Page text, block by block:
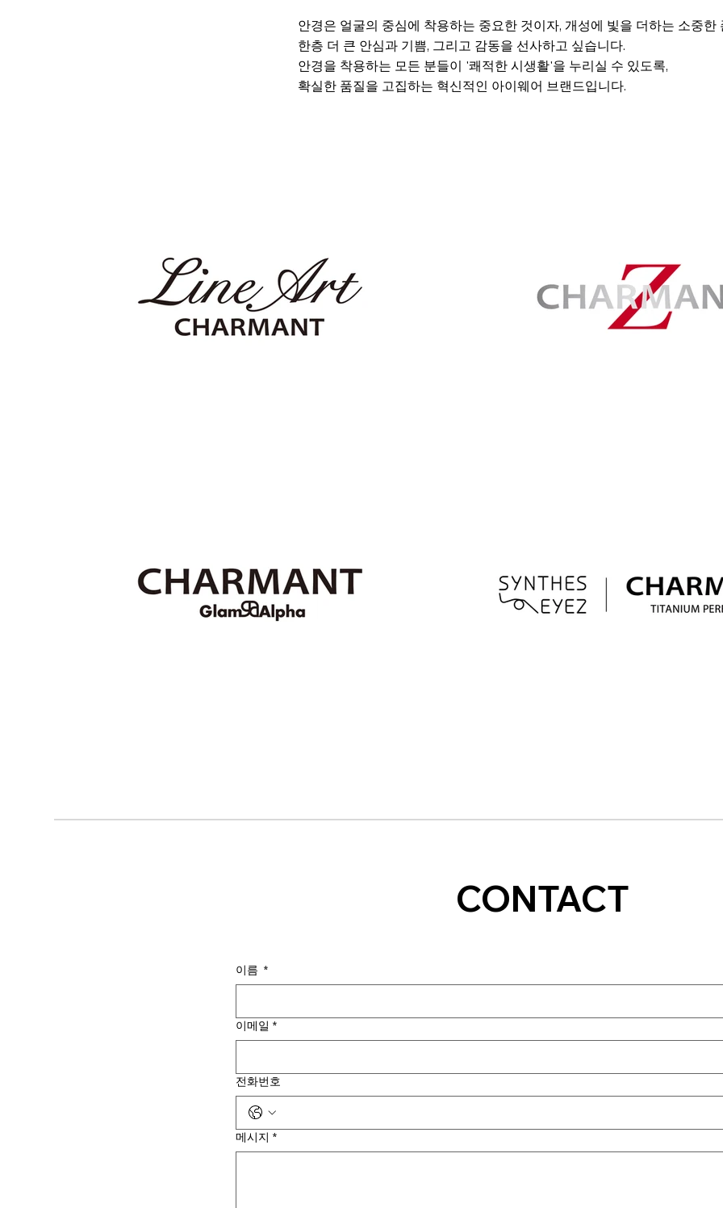
안경은 얼굴의 중심에 착용하는 중요한 것이자, 개성에 빛을 더하는 소중한
한층 더 큰 안심과 기쁨, 그리고 감동을 선사하고 싶습니다.
안경을 착용하는 모든 분들이 '쾌적한 시생활'을 누리실 수 있도록,
확실한 품질을 고집하는 혁신적인 아이웨어 브랜드입니다.
CONTACT
이름 *
이메일 *
전화번호
메시지 *